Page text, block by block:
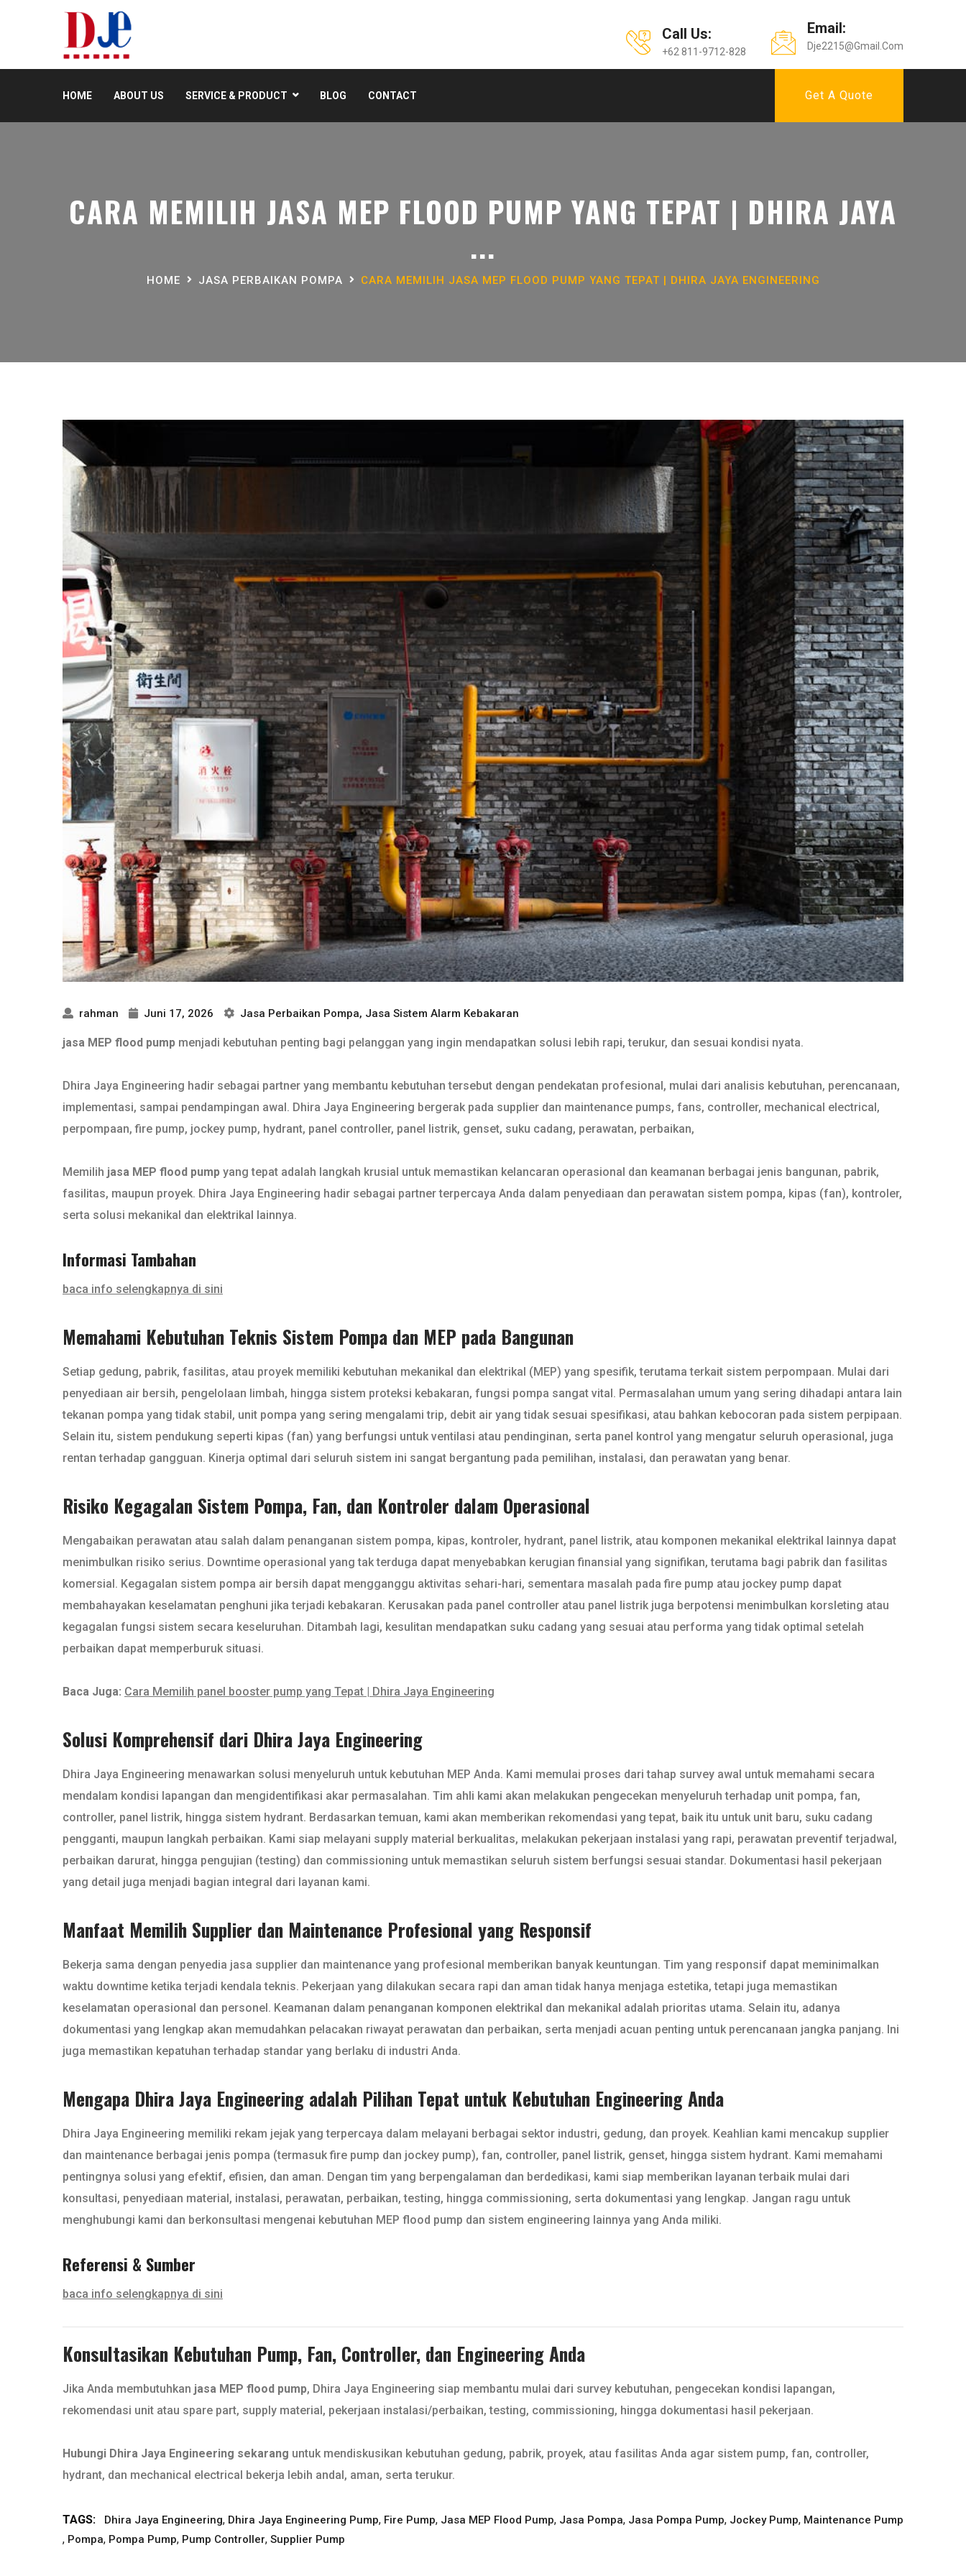
Call Us:
+62 811-9712-828
Email:
Dje2215@gmail.com
HOME ABOUT US SERVICE & PRODUCT BLOG CONTACT Get A Quote
CARA MEMILIH JASA MEP FLOOD PUMP YANG TEPAT | DHIRA JAYA
...
HOME JASA PERBAIKAN POMPA CARA MEMILIH JASA MEP FLOOD PUMP YANG TEPAT | DHIRA JAYA ENGINEERING
rahman Juni 17, 2026 Jasa Perbaikan Pompa, Jasa Sistem Alarm Kebakaran
jasa MEP flood pump menjadi kebutuhan penting bagi pelanggan yang ingin mendapatkan solusi lebih rapi, terukur, dan sesuai kondisi nyata.
Dhira Jaya Engineering hadir sebagai partner yang membantu kebutuhan tersebut dengan pendekatan profesional, mulai dari analisis kebutuhan, perencanaan,
implementasi, sampai pendampingan awal. Dhira Jaya Engineering bergerak pada supplier dan maintenance pumps, fans, controller, mechanical electrical,
perpompaan, fire pump, jockey pump, hydrant, panel controller, panel listrik, genset, suku cadang, perawatan, perbaikan,
Memilih jasa MEP flood pump yang tepat adalah langkah krusial untuk memastikan kelancaran operasional dan keamanan berbagai jenis bangunan, pabrik,
fasilitas, maupun proyek. Dhira Jaya Engineering hadir sebagai partner terpercaya Anda dalam penyediaan dan perawatan sistem pompa, kipas (fan), kontroler,
serta solusi mekanikal dan elektrikal lainnya.
Informasi Tambahan
baca info selengkapnya di sini
Memahami Kebutuhan Teknis Sistem Pompa dan MEP pada Bangunan
Setiap gedung, pabrik, fasilitas, atau proyek memiliki kebutuhan mekanikal dan elektrikal (MEP) yang spesifik, terutama terkait sistem perpompaan. Mulai dari
penyediaan air bersih, pengelolaan limbah, hingga sistem proteksi kebakaran, fungsi pompa sangat vital. Permasalahan umum yang sering dihadapi antara lain
tekanan pompa yang tidak stabil, unit pompa yang sering mengalami trip, debit air yang tidak sesuai spesifikasi, atau bahkan kebocoran pada sistem perpipaan.
Selain itu, sistem pendukung seperti kipas (fan) yang berfungsi untuk ventilasi atau pendinginan, serta panel kontrol yang mengatur seluruh operasional, juga
rentan terhadap gangguan. Kinerja optimal dari seluruh sistem ini sangat bergantung pada pemilihan, instalasi, dan perawatan yang benar.
Risiko Kegagalan Sistem Pompa, Fan, dan Kontroler dalam Operasional
Mengabaikan perawatan atau salah dalam penanganan sistem pompa, kipas, kontroler, hydrant, panel listrik, atau komponen mekanikal elektrikal lainnya dapat
menimbulkan risiko serius. Downtime operasional yang tak terduga dapat menyebabkan kerugian finansial yang signifikan, terutama bagi pabrik dan fasilitas
komersial. Kegagalan sistem pompa air bersih dapat mengganggu aktivitas sehari-hari, sementara masalah pada fire pump atau jockey pump dapat
membahayakan keselamatan penghuni jika terjadi kebakaran. Kerusakan pada panel controller atau panel listrik juga berpotensi menimbulkan korsleting atau
kegagalan fungsi sistem secara keseluruhan. Ditambah lagi, kesulitan mendapatkan suku cadang yang sesuai atau performa yang tidak optimal setelah
perbaikan dapat memperburuk situasi.
Baca Juga: Cara Memilih panel booster pump yang Tepat | Dhira Jaya Engineering
Solusi Komprehensif dari Dhira Jaya Engineering
Dhira Jaya Engineering menawarkan solusi menyeluruh untuk kebutuhan MEP Anda. Kami memulai proses dari tahap survey awal untuk memahami secara
mendalam kondisi lapangan dan mengidentifikasi akar permasalahan. Tim ahli kami akan melakukan pengecekan menyeluruh terhadap unit pompa, fan,
controller, panel listrik, hingga sistem hydrant. Berdasarkan temuan, kami akan memberikan rekomendasi yang tepat, baik itu untuk unit baru, suku cadang
pengganti, maupun langkah perbaikan. Kami siap melayani supply material berkualitas, melakukan pekerjaan instalasi yang rapi, perawatan preventif terjadwal,
perbaikan darurat, hingga pengujian (testing) dan commissioning untuk memastikan seluruh sistem berfungsi sesuai standar. Dokumentasi hasil pekerjaan
yang detail juga menjadi bagian integral dari layanan kami.
Manfaat Memilih Supplier dan Maintenance Profesional yang Responsif
Bekerja sama dengan penyedia jasa supplier dan maintenance yang profesional memberikan banyak keuntungan. Tim yang responsif dapat meminimalkan
waktu downtime ketika terjadi kendala teknis. Pekerjaan yang dilakukan secara rapi dan aman tidak hanya menjaga estetika, tetapi juga memastikan
keselamatan operasional dan personel. Keamanan dalam penanganan komponen elektrikal dan mekanikal adalah prioritas utama. Selain itu, adanya
dokumentasi yang lengkap akan memudahkan pelacakan riwayat perawatan dan perbaikan, serta menjadi acuan penting untuk perencanaan jangka panjang. Ini
juga memastikan kepatuhan terhadap standar yang berlaku di industri Anda.
Mengapa Dhira Jaya Engineering adalah Pilihan Tepat untuk Kebutuhan Engineering Anda
Dhira Jaya Engineering memiliki rekam jejak yang terpercaya dalam melayani berbagai sektor industri, gedung, dan proyek. Keahlian kami mencakup supplier
dan maintenance berbagai jenis pompa (termasuk fire pump dan jockey pump), fan, controller, panel listrik, genset, hingga sistem hydrant. Kami memahami
pentingnya solusi yang efektif, efisien, dan aman. Dengan tim yang berpengalaman dan berdedikasi, kami siap memberikan layanan terbaik mulai dari
konsultasi, penyediaan material, instalasi, perawatan, perbaikan, testing, hingga commissioning, serta dokumentasi yang lengkap. Jangan ragu untuk
menghubungi kami dan berkonsultasi mengenai kebutuhan MEP flood pump dan sistem engineering lainnya yang Anda miliki.
Referensi & Sumber
baca info selengkapnya di sini
Konsultasikan Kebutuhan Pump, Fan, Controller, dan Engineering Anda
Jika Anda membutuhkan jasa MEP flood pump, Dhira Jaya Engineering siap membantu mulai dari survey kebutuhan, pengecekan kondisi lapangan,
rekomendasi unit atau spare part, supply material, pekerjaan instalasi/perbaikan, testing, commissioning, hingga dokumentasi hasil pekerjaan.
Hubungi Dhira Jaya Engineering sekarang untuk mendiskusikan kebutuhan gedung, pabrik, proyek, atau fasilitas Anda agar sistem pump, fan, controller,
hydrant, dan mechanical electrical bekerja lebih andal, aman, serta terukur.
TAGS: Dhira Jaya Engineering, Dhira Jaya Engineering Pump, Fire Pump, Jasa MEP Flood Pump, Jasa Pompa, Jasa Pompa Pump, Jockey Pump, Maintenance Pump
, Pompa, Pompa Pump, Pump Controller, Supplier Pump